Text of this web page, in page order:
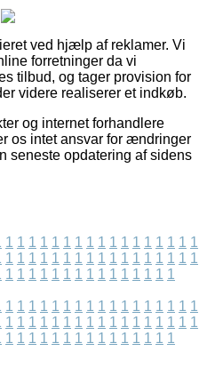
ved hjælp af reklamer. Vi
forretninger da vi
tilbud, og tager provision for
videre realiserer et indkøb.
og internet forhandlere
os intet ansvar for ændringer
seneste opdatering af sidens
1 1 1 1 1 1 1 1 1 1 1 1 1 1 1 1 1
1 1 1 1 1 1 1 1 1 1 1 1 1 1 1 1 1
1 1 1 1 1 1 1 1 1 1 1 1 1 1 1
1 1 1 1 1 1 1 1 1 1 1 1 1 1 1 1 1
1 1 1 1 1 1 1 1 1 1 1 1 1 1 1 1 1
1 1 1 1 1 1 1 1 1 1 1 1 1 1 1